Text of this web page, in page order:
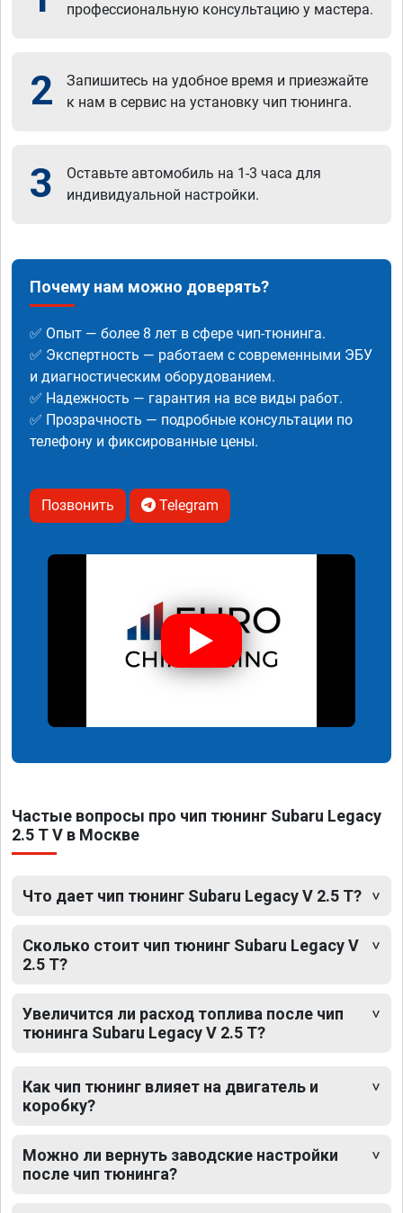
профессиональную консультацию у мастера.
2
Запишитесь на удобное время и приезжайте
к нам в сервис на установку чип тюнинга.
3
Оставьте автомобиль на 1-3 часа для
индивидуальной настройки.
Почему нам можно доверять?
✅ Опыт — более 8 лет в сфере чип-тюнинга.
✅ Экспертность — работаем с современными ЭБУ
и диагностическим оборудованием.
✅ Надежность — гарантия на все виды работ.
✅ Прозрачность — подробные консультации по
телефону и фиксированные цены.
Позвонить Telegram
Частые вопросы про чип тюнинг Subaru Legacy
2.5 T V в Москве
Что дает чип тюнинг Subaru Legacy V 2.5 T?
Сколько стоит чип тюнинг Subaru Legacy V
2.5 T?
Увеличится ли расход топлива после чип
тюнинга Subaru Legacy V 2.5 T?
Как чип тюнинг влияет на двигатель и
коробку?
Можно ли вернуть заводские настройки
после чип тюнинга?